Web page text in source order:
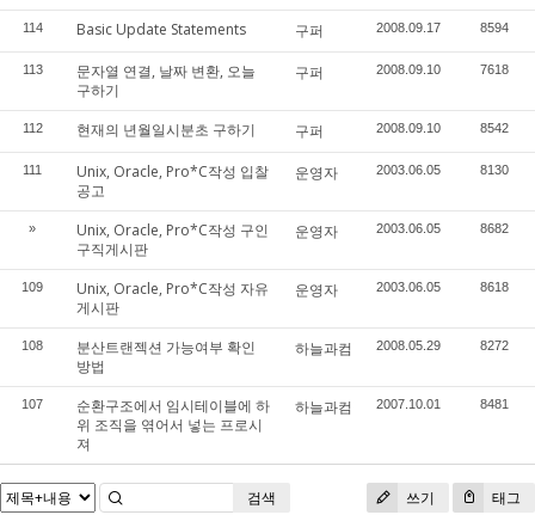
114 Basic Update Statements 구퍼 2008.09.17 8594
113
문자열 연결, 날짜 변환, 오늘
구하기
구퍼 2008.09.10 7618
112 현재의 년월일시분초 구하기 구퍼 2008.09.10 8542
111
Unix, Oracle, Pro*C작성 입찰
공고
운영자 2003.06.05 8130
»
Unix, Oracle, Pro*C작성 구인
구직게시판
운영자 2003.06.05 8682
109
Unix, Oracle, Pro*C작성 자유
게시판
운영자 2003.06.05 8618
108
분산트랜젝션 가능여부 확인
방법
하늘과컴 2008.05.29 8272
107
순환구조에서 임시테이블에 하
위 조직을 엮어서 넣는 프로시
져
하늘과컴 2007.10.01 8481
쓰기 태그
검색